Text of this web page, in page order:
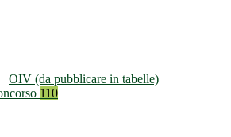
OIV (da pubblicare in tabelle)
110